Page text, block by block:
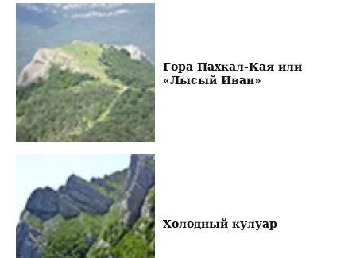
Гора Пахкал-Кая или
«Лысый Иван»
Холодный кулуар